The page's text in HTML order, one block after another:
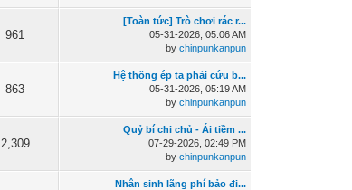
961
[Toàn tức] Trò chơi rác r...
05-31-2026, 05:06 AM
bychinpunkanpun
863
Hệ thống ép ta phải cứu b...
05-31-2026, 05:19 AM
bychinpunkanpun
2,309
Quỷ bí chi chủ - Ái tiềm ...
07-29-2026, 02:49 PM
bychinpunkanpun
Nhân sinh lãng phí bảo đi...